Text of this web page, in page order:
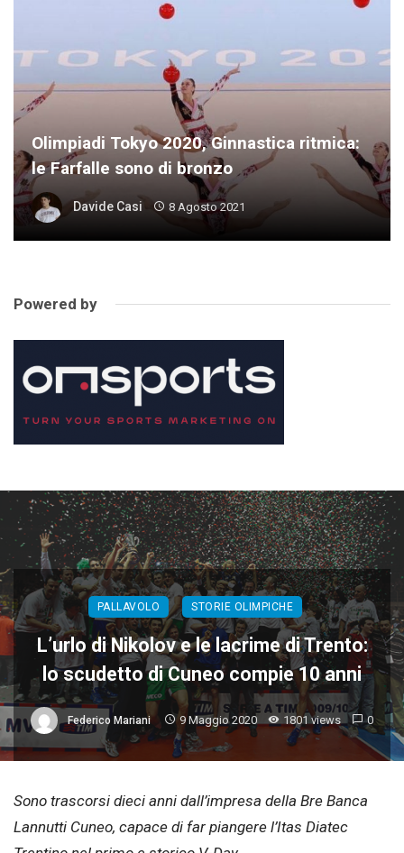
Olimpiadi Tokyo 2020, Ginnastica ritmica:
le Farfalle sono di bronzo
Davide Casi 8 Agosto 2021
Powered by
PALLAVOLO STORIE OLIMPICHE
L’urlo di Nikolov e le lacrime di Trento:
lo scudetto di Cuneo compie 10 anni
Federico Mariani 9 Maggio 2020 1801 views 0
Sono trascorsi dieci anni dall’impresa della Bre Banca
Lannutti Cuneo, capace di far piangere l’Itas Diatec